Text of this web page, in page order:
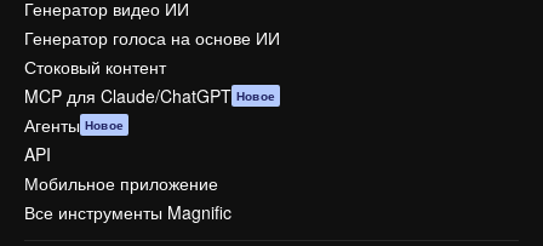
Генератор видео ИИ
Генератор голоса на основе ИИ
Стоковый контент
MCP для Claude/ChatGPT Новое
Агенты Новое
API
Мобильное приложение
Все инструменты Magnific